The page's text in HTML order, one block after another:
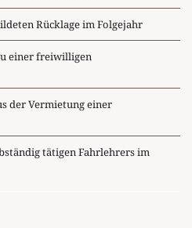
Rücklage im Folgejahr
einer freiwilligen
der Vermietung einer
tätigen Fahrlehrers im